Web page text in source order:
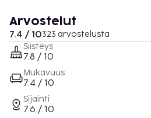
Arvostelut
7.4 / 10323 arvostelusta
Siisteys
7.8 / 10
Mukavuus
7.4 / 10
Sijainti
7.6 / 10